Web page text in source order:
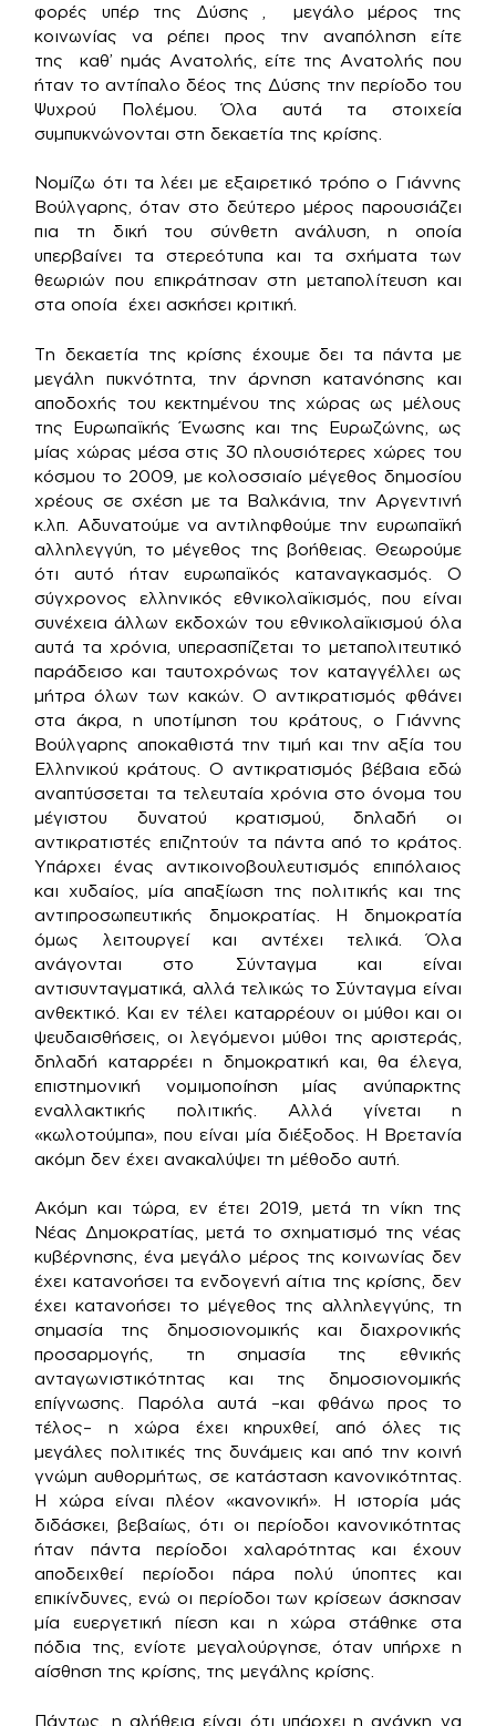
φορές υπέρ της Δύσης , μεγάλο μέρος της
κοινωνίας να ρέπει προς την αναπόληση είτε
της καθ’ ημάς Ανατολής, είτε της Ανατολής που
ήταν το αντίπαλο δέος της Δύσης την περίοδο του
Ψυχρού Πολέμου. Όλα αυτά τα στοιχεία
συμπυκνώνονται στη δεκαετία της κρίσης.
Νομίζω ότι τα λέει με εξαιρετικό τρόπο ο Γιάννης
Βούλγαρης, όταν στο δεύτερο μέρος παρουσιάζει
πια τη δική του σύνθετη ανάλυση, η οποία
υπερβαίνει τα στερεότυπα και τα σχήματα των
θεωριών που επικράτησαν στη μεταπολίτευση και
στα οποία έχει ασκήσει κριτική.
Τη δεκαετία της κρίσης έχουμε δει τα πάντα με
μεγάλη πυκνότητα, την άρνηση κατανόησης και
αποδοχής του κεκτημένου της χώρας ως μέλους
της Ευρωπαϊκής Ένωσης και της Ευρωζώνης, ως
μίας χώρας μέσα στις 30 πλουσιότερες χώρες του
κόσμου το 2009, με κολοσσιαίο μέγεθος δημοσίου
χρέους σε σχέση με τα Βαλκάνια, την Αργεντινή
κ.λπ. Αδυνατούμε να αντιληφθούμε την ευρωπαϊκή
αλληλεγγύη, το μέγεθος της βοήθειας. Θεωρούμε
ότι αυτό ήταν ευρωπαϊκός καταναγκασμός. Ο
σύγχρονος ελληνικός εθνικολαϊκισμός, που είναι
συνέχεια άλλων εκδοχών του εθνικολαϊκισμού όλα
αυτά τα χρόνια, υπερασπίζεται το μεταπολιτευτικό
παράδεισο και ταυτοχρόνως τον καταγγέλλει ως
μήτρα όλων των κακών. Ο αντικρατισμός φθάνει
στα άκρα, η υποτίμηση του κράτους, ο Γιάννης
Βούλγαρης αποκαθιστά την τιμή και την αξία του
Ελληνικού κράτους. Ο αντικρατισμός βέβαια εδώ
αναπτύσσεται τα τελευταία χρόνια στο όνομα του
μέγιστου δυνατού κρατισμού, δηλαδή οι
αντικρατιστές επιζητούν τα πάντα από το κράτος.
Υπάρχει ένας αντικοινοβουλευτισμός επιπόλαιος
και χυδαίος, μία απαξίωση της πολιτικής και της
αντιπροσωπευτικής δημοκρατίας. Η δημοκρατία
όμως λειτουργεί και αντέχει τελικά. Όλα
ανάγονται στο Σύνταγμα και είναι
αντισυνταγματικά, αλλά τελικώς το Σύνταγμα είναι
ανθεκτικό. Και εν τέλει καταρρέουν οι μύθοι και οι
ψευδαισθήσεις, οι λεγόμενοι μύθοι της αριστεράς,
δηλαδή καταρρέει η δημοκρατική και, θα έλεγα,
επιστημονική νομιμοποίηση μίας ανύπαρκτης
εναλλακτικής πολιτικής. Αλλά γίνεται η
«κωλοτούμπα», που είναι μία διέξοδος. Η Βρετανία
ακόμη δεν έχει ανακαλύψει τη μέθοδο αυτή.
Ακόμη και τώρα, εν έτει 2019, μετά τη νίκη της
Νέας Δημοκρατίας, μετά το σχηματισμό της νέας
κυβέρνησης, ένα μεγάλο μέρος της κοινωνίας δεν
έχει κατανοήσει τα ενδογενή αίτια της κρίσης, δεν
έχει κατανοήσει το μέγεθος της αλληλεγγύης, τη
σημασία της δημοσιονομικής και διαχρονικής
προσαρμογής, τη σημασία της εθνικής
ανταγωνιστικότητας και της δημοσιονομικής
επίγνωσης. Παρόλα αυτά –και φθάνω προς το
τέλος– η χώρα έχει κηρυχθεί, από όλες τις
μεγάλες πολιτικές της δυνάμεις και από την κοινή
γνώμη αυθορμήτως, σε κατάσταση κανονικότητας.
Η χώρα είναι πλέον «κανονική». Η ιστορία μάς
διδάσκει, βεβαίως, ότι οι περίοδοι κανονικότητας
ήταν πάντα περίοδοι χαλαρότητας και έχουν
αποδειχθεί περίοδοι πάρα πολύ ύποπτες και
επικίνδυνες, ενώ οι περίοδοι των κρίσεων άσκησαν
μία ευεργετική πίεση και η χώρα στάθηκε στα
πόδια της, ενίοτε μεγαλούργησε, όταν υπήρχε η
αίσθηση της κρίσης, της μεγάλης κρίσης.
Πάντως, η αλήθεια είναι ότι υπάρχει η ανάγκη να